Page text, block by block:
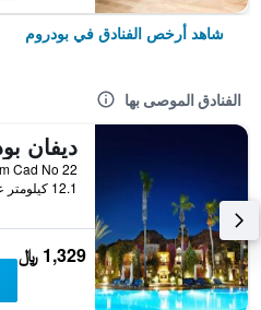
شاهد أرخص الفنادق في بودروم
الفنادق الموصى بها
12.1 كيلومتر عن وسط المدينة
1,329 ﷼